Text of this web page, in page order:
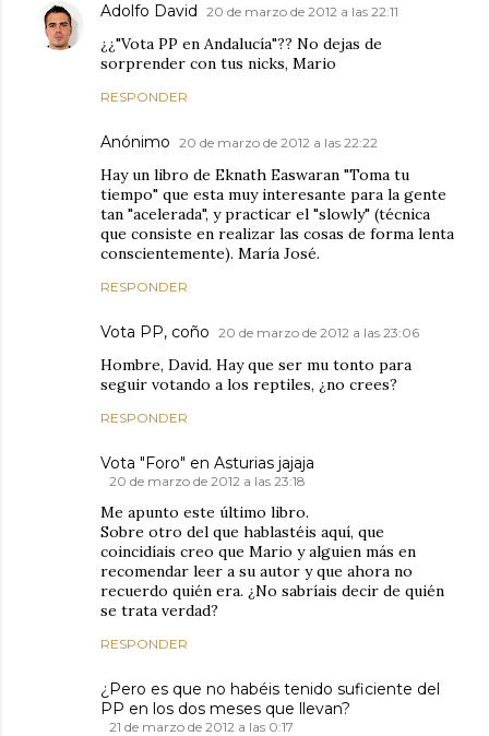
Adolfo David 20 de marzo de 2012 a las 22:11
¿¿"Vota PP en Andalucía"?? No dejas de
sorprender con tus nicks, Mario
RESPONDER
Anónimo 20 de marzo de 2012 a las 22:22
Hay un libro de Eknath Easwaran "Toma tu
tiempo" que esta muy interesante para la gente
tan "acelerada", y practicar el "slowly" (técnica
que consiste en realizar las cosas de forma lenta
conscientemente). María José.
RESPONDER
Vota PP, coño 20 de marzo de 2012 a las 23:06
Hombre, David. Hay que ser mu tonto para
seguir votando a los reptiles, ¿no crees?
RESPONDER
Vota "Foro" en Asturias jajaja
20 de marzo de 2012 a las 23:18
Me apunto este último libro.
Sobre otro del que hablastéis aquí, que
coincidíais creo que Mario y alguien más en
recomendar leer a su autor y que ahora no
recuerdo quién era. ¿No sabríais decir de quién
se trata verdad?
RESPONDER
¿Pero es que no habéis tenido suficiente del
PP en los dos meses que llevan?
21 de marzo de 2012 a las 0:17